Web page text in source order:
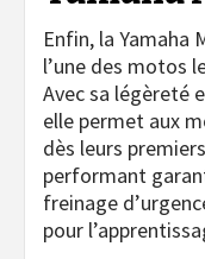
Enfin, la Yamaha
l’une des motos
Avec sa légèreté
elle permet aux
dès leurs
performant
freinage
pour